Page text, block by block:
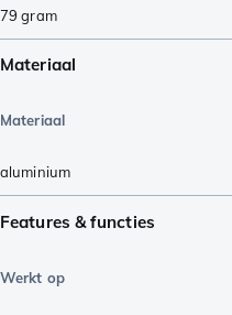
79 gram
Materiaal
Materiaal
aluminium
Features & functies
Werkt op